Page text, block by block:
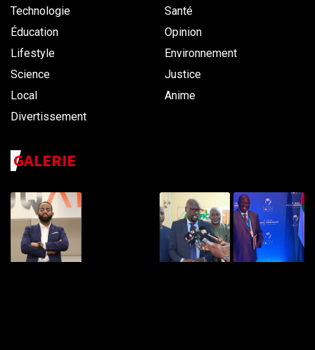
Technologie
Santé
Éducation
Opinion
Lifestyle
Environnement
Science
Justice
Local
Anime
Divertissement
GALERIE